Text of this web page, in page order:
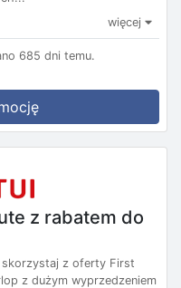
więcej
685 dni temu.
z rabatem do
skorzystaj z oferty First
z dużym wyprzedzeniem